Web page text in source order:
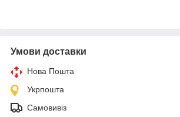
Умови доставки
Нова Пошта
Укрпошта
Самовивіз